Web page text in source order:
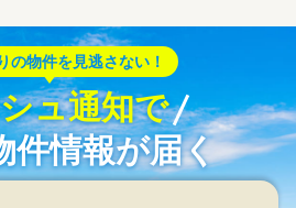
の物件を見逃さない！
ュ通知で
件情報が届く